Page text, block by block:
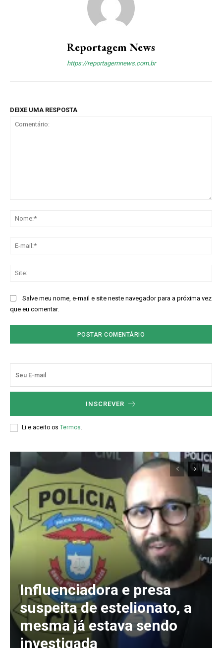
Assine nosso site e tenha acessos
Reportagem News
https://reportagemnews.com.br
DEIXE UMA RESPOSTA
Salve meu nome, e-mail e site neste navegador para a próxima vez
que eu comentar.
INSCREVER
Li e aceito os Termos.
Influenciadora e presa
suspeita de estelionato, a
mesma já estava sendo
investigada